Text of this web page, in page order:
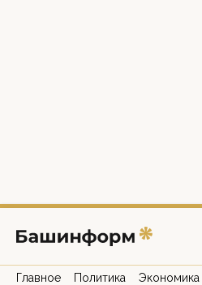
Главное Политика Экономика